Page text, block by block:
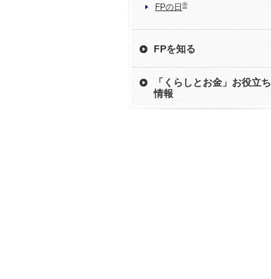
FPの日 ®
FPを知る
「くらしとお金」お役立ち
情報